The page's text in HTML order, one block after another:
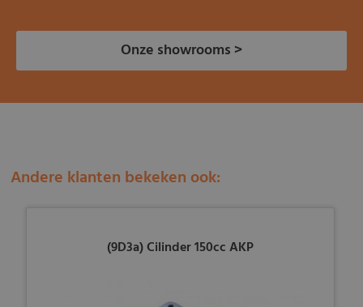
Onze showrooms >
Andere klanten bekeken ook:
(9D3a) Cilinder 150cc AKP